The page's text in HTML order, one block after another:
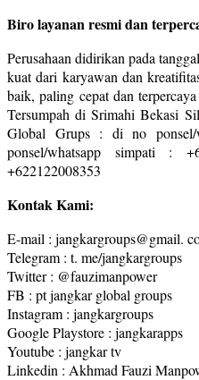
Biro layanan resmi dan
Perusahaan didirikan pada
kuat dari karyawan dan
baik, paling cepat dan
Tersumpah di Srimahi Bekasi
Global Grups : di no ponsel/
ponsel/whatsapp simpati :
+622122008353
Kontak Kami:
E-mail : jangkargroups@gmail.
Telegram : t. me/jangkargroups
Twitter : @fauzimanpower
FB : pt jangkar global groups
Instagram : jangkargroups
Google Playstore : jangkarapps
Youtube : jangkar tv
Linkedin : Akhmad Fauzi